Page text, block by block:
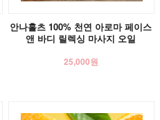
안나홀츠 100% 천연 아로마 페이스
앤 바디 릴렉싱 마사지 오일
25,000원